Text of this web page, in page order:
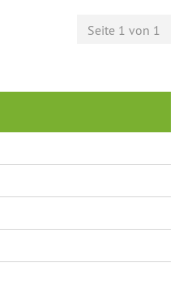
Seite 1 von 1